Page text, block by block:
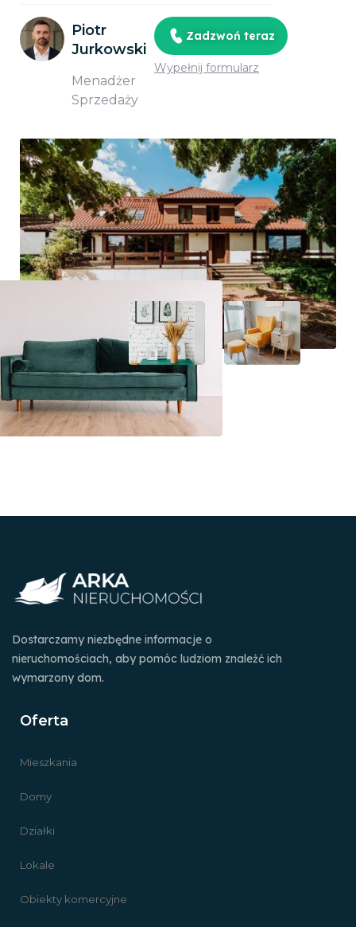
Piotr
Jurkowski
Menadżer
Sprzedaży
Zadzwoń teraz
Wypełnij formularz
Dostarczamy niezbędne informacje o
nieruchomościach, aby pomóc ludziom znaleźć ich
wymarzony dom.
Oferta
Mieszkania
Domy
Działki
Lokale
Obiekty komercyjne